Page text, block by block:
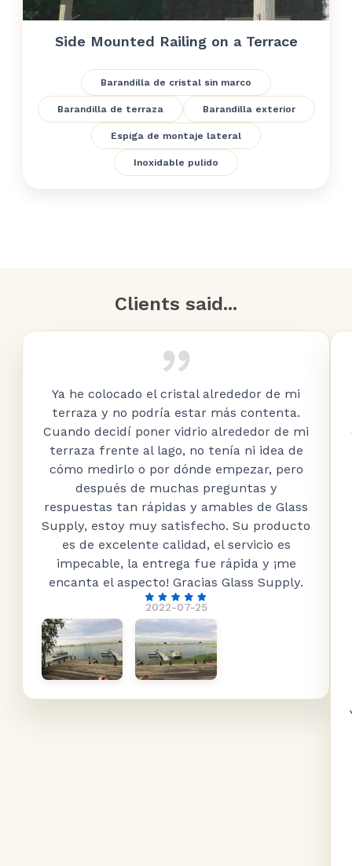
Side Mounted Railing on a Terrace
Barandilla de cristal sin marco
Barandilla de terraza Barandilla exterior
Espiga de montaje lateral
Inoxidable pulido
Clients said...
2022-07-25
Ya he colocado el cristal alrededor de mi
terraza y no podría estar más contenta.
Cuando decidí poner vidrio alrededor de mi
terraza frente al lago, no tenía ni idea de
cómo medirlo o por dónde empezar, pero
después de muchas preguntas y
respuestas tan rápidas y amables de Glass
Supply, estoy muy satisfecho. Su producto
es de excelente calidad, el servicio es
impecable, la entrega fue rápida y ¡me
encanta el aspecto! Gracias Glass Supply.